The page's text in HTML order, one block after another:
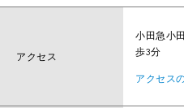
アクセス
小田急小
歩3分
アクセス